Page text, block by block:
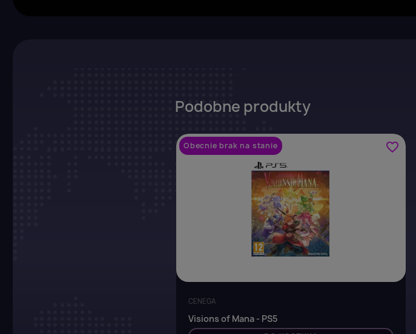
Podobne produkty
Obecnie brak na stanie favorite_border
CENEGA
Visions of Mana - PS5